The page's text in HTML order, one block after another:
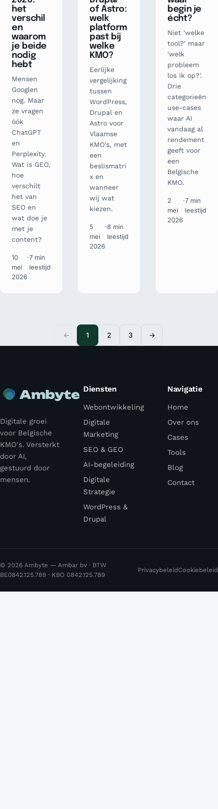
het
verschil
en
waarom
je beide
nodig
hebt
Mensen
Googlen
nog. Maar
ze vragen
óók
ChatGPT
en
Perplexity.
Wat is GEO,
hoe
verschilt
het van
SEO en
wat doe je
met je
content?
10
mei
2026
·7 min
leestijd
of Astro:
welk
platform
past bij
welke
KMO?
Eerlijke
vergelijking
tussen
WordPress,
Drupal en
Astro voor
Vlaamse
KMO's, met
een
beslismatri
x en
wanneer
wij wat
kiezen.
5
mei
2026
·8 min
leestijd
begin je
écht?
Niet 'welke
tool?' maar
'welk
probleem
los ik op?'.
Drie
categorieën
use-cases
waar AI
vandaag al
rendement
geeft voor
een
Belgische
KMO.
2
mei
2026
·7 min
leestijd
← 1 2 3 →
Ambyte
Digitale groei
voor Belgische
KMO's. Versterkt
door AI,
gestuurd door
mensen.
Diensten
Webontwikkeling
Digitale
Marketing
SEO & GEO
AI-begeleiding
Digitale
Strategie
WordPress &
Drupal
Navigatie
Home
Over ons
Cases
Tools
Blog
Contact
© 2026 Ambyte — Ambar bv · BTW
BE0842.125.789 · KBO 0842.125.789
PrivacybeleidCookiebeleid